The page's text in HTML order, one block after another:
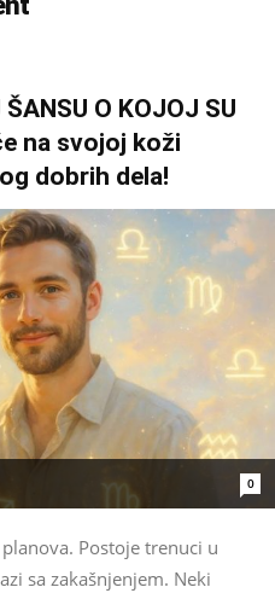
O KOJOJ SU
na svojoj koži
dobrih dela!
0
Postoje trenuci u
sa zakašnjenjem. Neki